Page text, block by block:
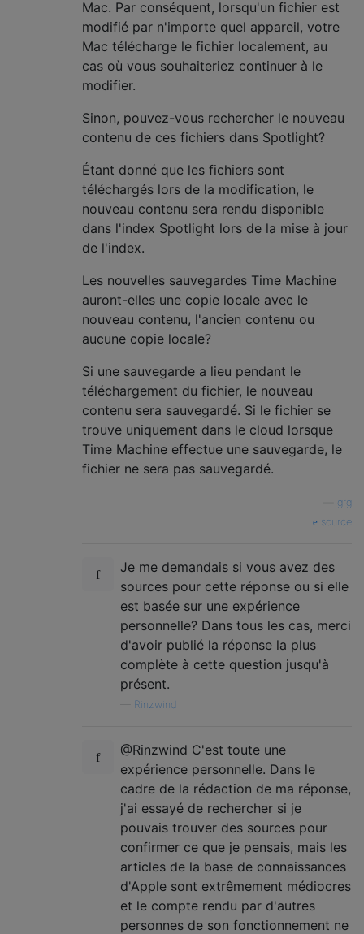
Mac. Par conséquent, lorsqu'un fichier est
modifié par n'importe quel appareil, votre
Mac télécharge le fichier localement, au
cas où vous souhaiteriez continuer à le
modifier.
Sinon, pouvez-vous rechercher le nouveau
contenu de ces fichiers dans Spotlight?
Étant donné que les fichiers sont
téléchargés lors de la modification, le
nouveau contenu sera rendu disponible
dans l'index Spotlight lors de la mise à jour
de l'index.
Les nouvelles sauvegardes Time Machine
auront-elles une copie locale avec le
nouveau contenu, l'ancien contenu ou
aucune copie locale?
Si une sauvegarde a lieu pendant le
téléchargement du fichier, le nouveau
contenu sera sauvegardé. Si le fichier se
trouve uniquement dans le cloud lorsque
Time Machine effectue une sauvegarde, le
fichier ne sera pas sauvegardé.
grg
source
Je me demandais si vous avez des
sources pour cette réponse ou si elle
est basée sur une expérience
personnelle? Dans tous les cas, merci
d'avoir publié la réponse la plus
complète à cette question jusqu'à
présent.
Rinzwind
@Rinzwind C'est toute une
expérience personnelle. Dans le
cadre de la rédaction de ma réponse,
j'ai essayé de rechercher si je
pouvais trouver des sources pour
confirmer ce que je pensais, mais les
articles de la base de connaissances
d'Apple sont extrêmement médiocres
et le compte rendu par d'autres
personnes de son fonctionnement ne